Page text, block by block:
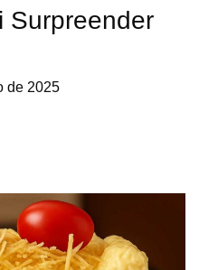
Surpreender
de 2025